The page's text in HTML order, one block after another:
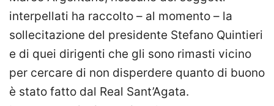
interpellati ha raccolto – al momento – la
sollecitazione del presidente Stefano Quintieri
e di quei dirigenti che gli sono rimasti vicino
per cercare di non disperdere quanto di buono
è stato fatto dal Real Sant’Agata.